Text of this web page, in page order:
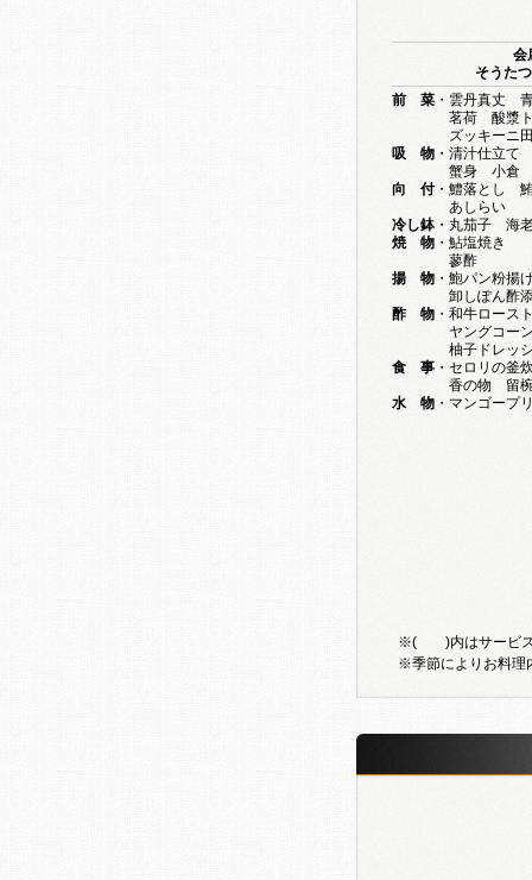
会
そうた
前 菜 ・雲丹真丈
茗荷 酸漿ト
ズッキーニ田
吸 物 ・清汁仕立
蟹身 小倉
向 付・鱧落とし
あしらい
冷し鉢・丸茄子 海
焼 物 ・鮎塩焼き
蓼酢
揚 物 ・鮑パン粉
卸しぽん酢添
酢 物 ・和牛ロー
ヤングコーン
柚子ドレッシ
食 事 ・セロリの釜
香の物 留
水 物 ・マンゴープ
※( )内はサービス
※季節によりお料理